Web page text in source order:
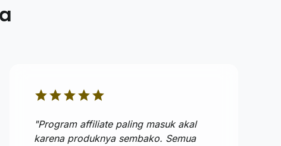
starstarstarstarstar
"Program affiliate paling masuk akal
karena produknya sembako. Semua